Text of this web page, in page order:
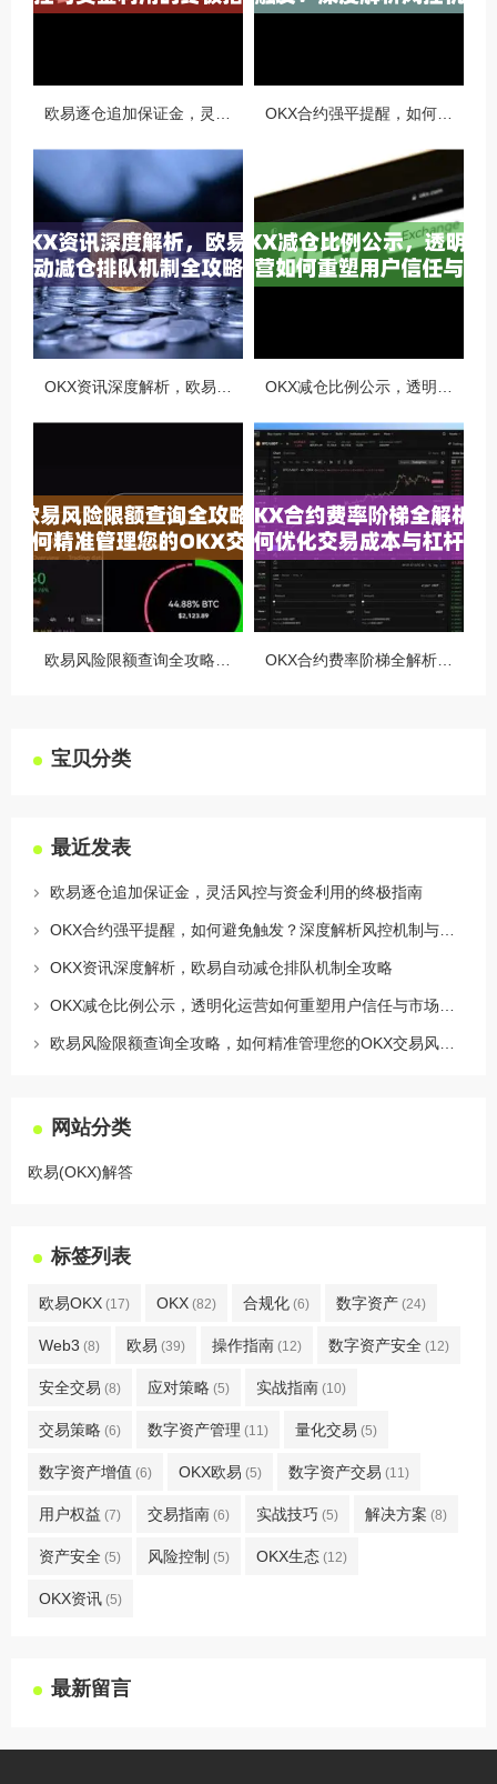
宝贝分类
最近发表
欧易逐仓追加保证金，灵活风控与资金利用的终极指南
OKX资讯深度解析，欧易自动减仓排队机制全攻略
网站分类
欧易(OKX)解答
标签列表
欧易OKX (17) OKX (82) 合规化 (6) 数字资产 (24)
Web3 (8) 欧易 (39) 操作指南 (12) 数字资产安全 (12)
安全交易 (8) 应对策略 (5) 实战指南 (10)
交易策略 (6) 数字资产管理 (11) 量化交易 (5)
数字资产增值 (6) OKX欧易 (5) 数字资产交易 (11)
用户权益 (7) 交易指南 (6) 实战技巧 (5) 解决方案 (8)
资产安全 (5) 风险控制 (5) OKX生态 (12)
OKX资讯 (5)
最新留言